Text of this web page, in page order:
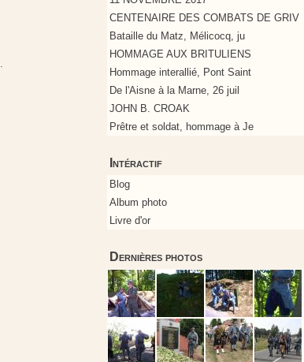
CENTENAIRE DES COMBATS DE GRIV
Bataille du Matz, Mélicocq, ju
HOMMAGE AUX BRITULIENS
Hommage interallié, Pont Saint
De l'Aisne à la Marne, 26 juil
JOHN B. CROAK
Prêtre et soldat, hommage à Je
Intéractif
Blog
Album photo
Livre d'or
Dernières photos